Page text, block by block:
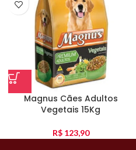
Magnus Cães Adultos
Vegetais 15Kg
R$123,90